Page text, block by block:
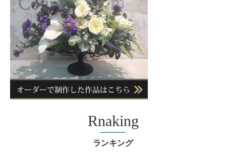
Rnaking
ランキング